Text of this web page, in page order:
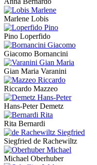
Marlene Lobis
Pino Loperfido
Giacomo Bornancini
Gian Maria Varanini
Riccardo Mazzeo
Hans-Peter Demetz
Rita Bernardi
Siegfried de Rachewiltz
Michael Oberhuber